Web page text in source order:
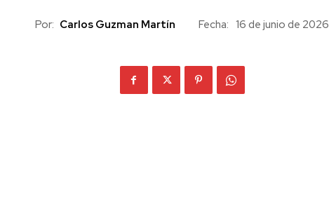
Por: Carlos Guzman Martín Fecha: 16 de junio de 2026